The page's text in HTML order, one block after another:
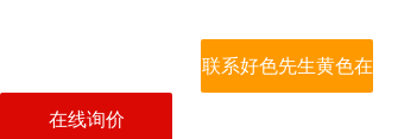
在线询价
联系好色先生黄色在